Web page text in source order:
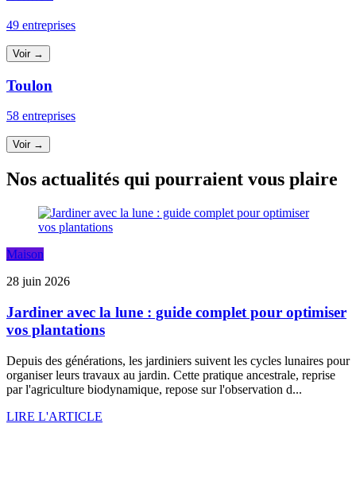
49 entreprises
Voir →
Toulon
58 entreprises
Voir →
Nos actualités qui pourraient vous plaire
Maison
28 juin 2026
Jardiner avec la lune : guide complet pour optimiser
vos plantations
Depuis des générations, les jardiniers suivent les cycles lunaires pour
organiser leurs travaux au jardin. Cette pratique ancestrale, reprise
par l'agriculture biodynamique, repose sur l'observation d...
LIRE L'ARTICLE